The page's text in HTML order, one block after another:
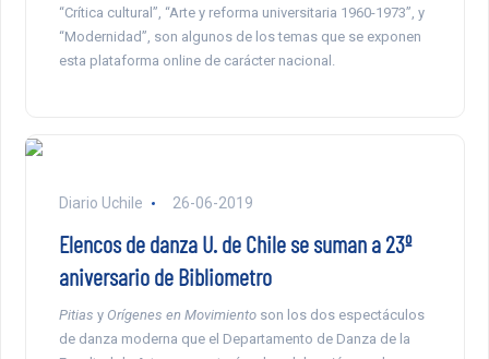
“Crítica cultural”, “Arte y reforma universitaria 1960-1973”, y
“Modernidad”, son algunos de los temas que se exponen
esta plataforma online de carácter nacional.
Diario Uchile 26-06-2019
Elencos de danza U. de Chile se suman a 23º
aniversario de Bibliometro
Pitias y Orígenes en Movimientoson los dos espectáculos
de danza moderna que el Departamento de Danza de la